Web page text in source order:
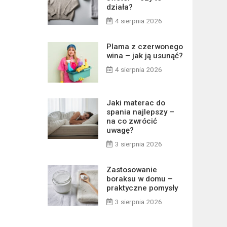
działa?
4 sierpnia 2026
Plama z czerwonego
wina – jak ją usunąć?
4 sierpnia 2026
Jaki materac do
spania najlepszy –
na co zwrócić
uwagę?
3 sierpnia 2026
Zastosowanie
boraksu w domu –
praktyczne pomysły
3 sierpnia 2026